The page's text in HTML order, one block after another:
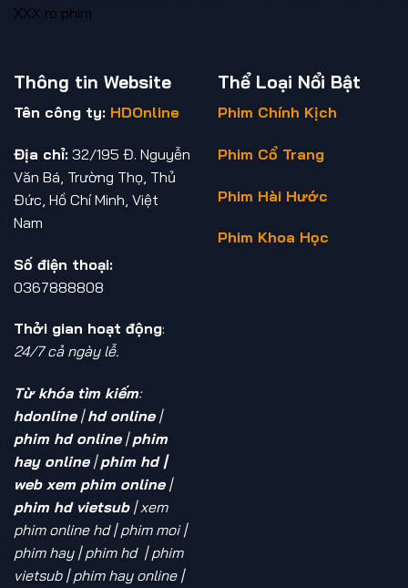
XXX ro phim
Thông tin Website
Tên công ty: HDOnline
Địa chỉ: 32/195 Đ. Nguyễn
Văn Bá, Trường Thọ, Thủ
Đức, Hồ Chí Minh, Việt
Nam
Số điện thoại:
0367888808
Thởi gian hoạt động:
24/7 cả ngày lễ.
Từ khóa tìm kiếm:
hdonline|hd online|
phim hd online| phim
hay online|phim hd |
web xem phim online|
phim hd vietsub| xem
phim online hd| phim moi |
phim hay | phim hd | phim
vietsub | phim hay online |
Thể Loại Nổi Bật
Phim Chính Kịch
Phim Cổ Trang
Phim Hài Hước
Phim Khoa Học